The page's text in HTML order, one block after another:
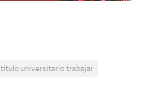
titulo universitario trabajar